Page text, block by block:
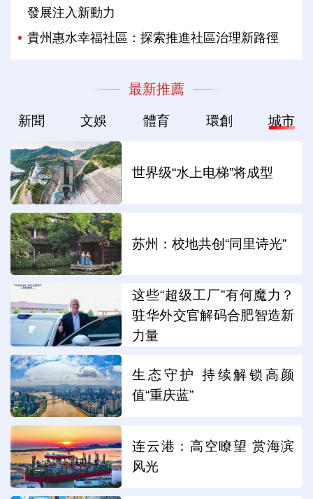
發展注入新動力
貴州惠水幸福社區：探索推進社區治理新路徑
最新推薦
新聞 文娛 體育 環創 城市
世界级“水上电梯”将成型
苏州：校地共创“同里诗光”
这些“超级工厂”有何魔力？
驻华外交官解码合肥智造新
力量
生态守护 持续解锁高颜
值“重庆蓝”
连云港：高空瞭望 赏海滨
风光